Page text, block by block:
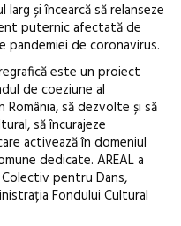
și încearcă să relanseze
puternic afectată de
pandemiei de coronavirus.
este un proiect
de coeziune al
să dezvolte și să
să încurajeze
activează în domeniul
dedicate. AREAL a
pentru Dans,
Fondului Cultural